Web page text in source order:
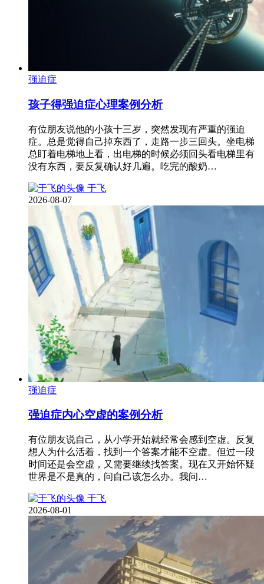
强迫症
孩子得强迫症心理案例分析
有位朋友说他的小孩十三岁，突然发现有严重的强迫
症。总是觉得自己掉东西了，走路一步三回头。坐电梯
总盯着电梯地上看，出电梯的时候必须回头看电梯里有
没有东西，要反复确认好几遍。吃完的酸奶…
于飞
2026-08-07
强迫症
强迫症内心空虚的案例分析
有位朋友说自己，从小学开始就经常会感到空虚。反复
想人为什么活着，找到一个答案才能不空虚。但过一段
时间还是会空虚，又需要继续找答案。现在又开始怀疑
世界是不是真的，问自己该怎么办。我问…
于飞
2026-08-01